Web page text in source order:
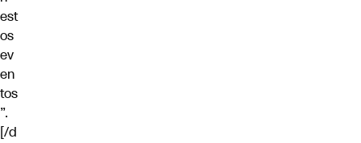
est
os
ev
en
tos
”.
[/d